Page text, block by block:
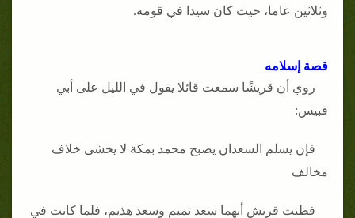
وثلاثين عاما، حيث كان سيدا في قومه.
قصة إسلامه
روي أن قريشًا سمعت قائلا يقول في الليل على أبي
قبيس:
فإن يسلم السعدان يصبح محمد بمكة لا يخشى خلاف
مخالف
فظنت قريش أنهما سعد تميم وسعد هذيم، فلما كانت في